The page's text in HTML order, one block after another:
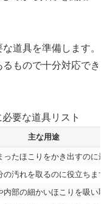
道具を準備します。
もので十分対応でき
要な道具リスト
主な用途
ったほこりをかき出すのに最
の汚れを取るのに役立ちます
内部の細かいほこりを吸い取